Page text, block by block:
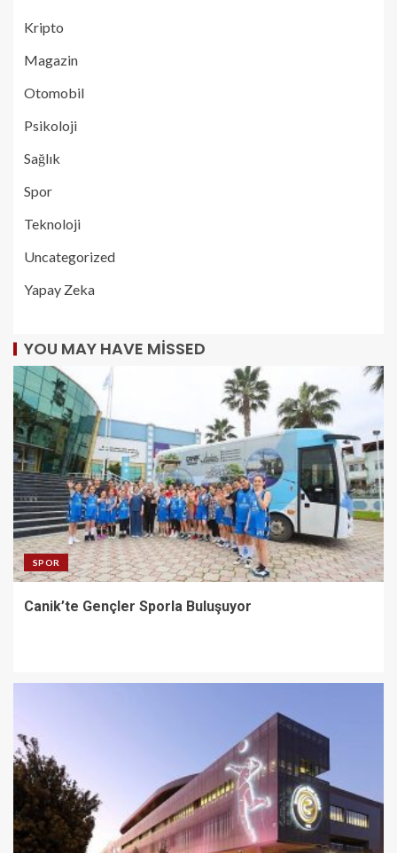
Kripto
Magazin
Otomobil
Psikoloji
Sağlık
Spor
Teknoloji
Uncategorized
Yapay Zeka
YOU MAY HAVE MISSED
SPOR
Canik’te Gençler Sporla Buluşuyor